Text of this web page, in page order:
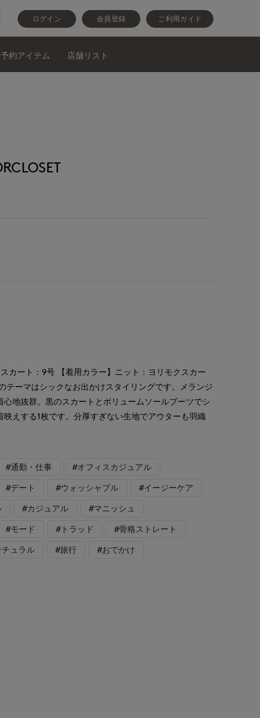
ログイン 会員登録 ご利用ガイド
予約アイテム 店舗リスト
カート：9号 【着用カラー】ニット：ヨリモクスカー
テーマはシックなお出かけスタイリングです。メランジ
地抜群。黒のスカートとボリュームソールブーツでシ
映えする1枚です。分厚すぎない生地でアウターも羽織
#通勤・仕事 #オフィスカジュアル
#デート #ウォッシャブル #イージーケア
#カジュアル #マニッシュ
#モード #トラッド #骨格ストレート
ュラル #旅行 #おでかけ